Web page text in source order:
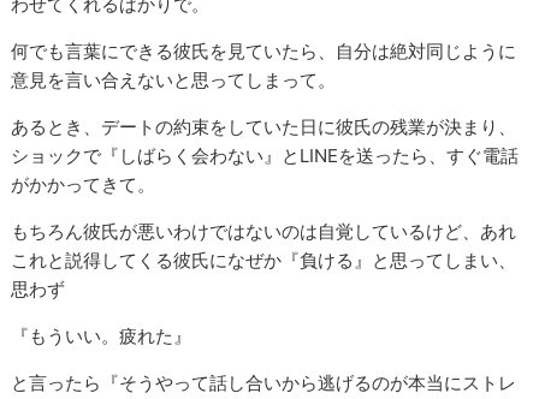
わせてくれるばかりで。
何でも言葉にできる彼氏を見ていたら、自分は絶対同じように
意見を言い合えないと思ってしまって。
あるとき、デートの約束をしていた日に彼氏の残業が決まり、
ショックで『しばらく会わない』とLINEを送ったら、すぐ電話
がかかってきて。
もちろん彼氏が悪いわけではないのは自覚しているけど、あれ
これと説得してくる彼氏になぜか『負ける』と思ってしまい、
思わず
『もういい。疲れた』
と言ったら『そうやって話し合いから逃げるのが本当にストレ